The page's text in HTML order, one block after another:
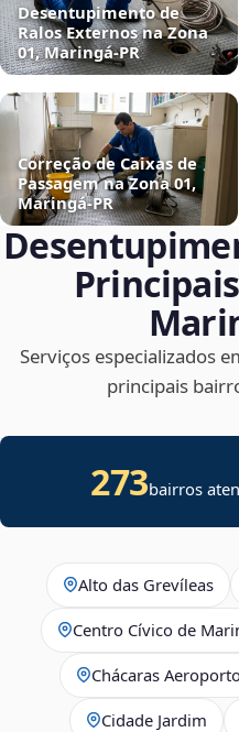
Desentupimento de
Ralos Externos na Zona
01, Maringá‑PR
Correção de Caixas de
Passagem na Zona 01,
Maringá‑PR
Serviços especializados
principais
273bairros
Alto das Grevíleas
Centro Cívico de
Chácaras Aeroporto
Cidade Jardim